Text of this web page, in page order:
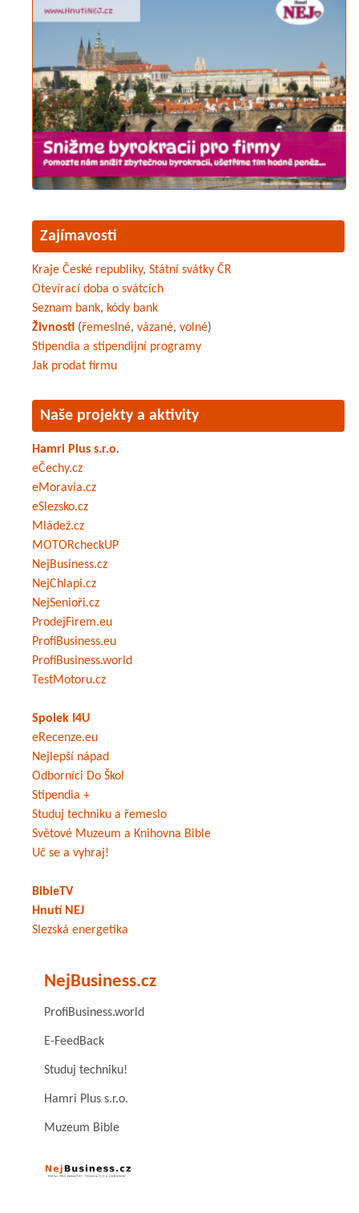
Zajímavosti
Kraje České republiky, Státní svátky ČR
Otevírací doba o svátcích
Seznam bank, kódy bank
Živnosti (řemeslné, vázané, volné)
Stipendia a stipendijní programy
Jak prodat firmu
Naše projekty a aktivity
Hamri Plus s.r.o.
eČechy.cz
eMoravia.cz
eSlezsko.cz
Mládež.cz
MOTORcheckUP
NejBusiness.cz
NejChlapi.cz
NejSenioři.cz
ProdejFirem.eu
ProfiBusiness.eu
ProfiBusiness.world
TestMotoru.cz
Spolek I4U
eRecenze.eu
Nejlepší nápad
Odborníci Do Škol
Stipendia +
Studuj techniku a řemeslo
Světové Muzeum a Knihovna Bible
Uč se a vyhraj!
BibleTV
Hnutí NEJ
Slezská energetika
NejBusiness.cz
ProfiBusiness.world
E-FeedBack
Studuj techniku!
Hamri Plus s.r.o.
Muzeum Bible